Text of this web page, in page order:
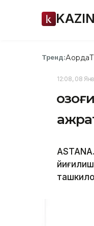
Тренд:Ақорда
12:08, 08